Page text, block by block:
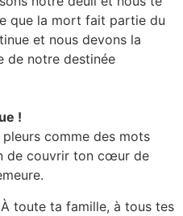
que la mort fait partie du
et nous devons la
de notre destinée
!
comme des mots
de couvrir ton cœur de
toute ta famille, à tous tes